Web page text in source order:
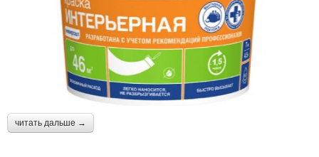
Краски для отделки
Краски для внутренней
отделки
Краска под покраску Стен в помещении
читать дальше →